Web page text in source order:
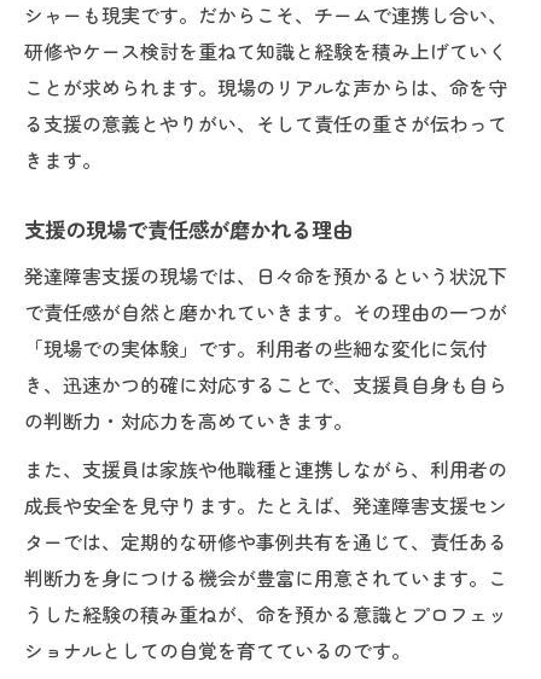
シャーも現実です。だからこそ、チームで連携し合い、
研修やケース検討を重ねて知識と経験を積み上げていく
ことが求められます。現場のリアルな声からは、命を守
る支援の意義とやりがい、そして責任の重さが伝わって
きます。
支援の現場で責任感が磨かれる理由
発達障害支援の現場では、日々命を預かるという状況下
で責任感が自然と磨かれていきます。その理由の一つが
「現場での実体験」です。利用者の些細な変化に気付
き、迅速かつ的確に対応することで、支援員自身も自ら
の判断力・対応力を高めていきます。
また、支援員は家族や他職種と連携しながら、利用者の
成長や安全を見守ります。たとえば、発達障害支援セン
ターでは、定期的な研修や事例共有を通じて、責任ある
判断力を身につける機会が豊富に用意されています。こ
うした経験の積み重ねが、命を預かる意識とプロフェッ
ショナルとしての自覚を育てているのです。